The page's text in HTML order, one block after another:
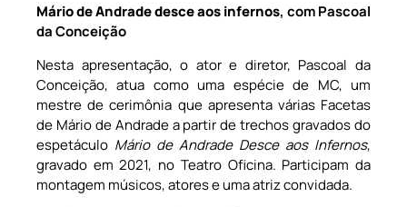
Mário de Andrade desce aos infernos, com Pascoal
da Conceição
Nesta apresentação, o ator e diretor, Pascoal da
Conceição, atua como uma espécie de MC, um
mestre de cerimônia que apresenta várias Facetas
de Mário de Andrade a partir de trechos gravados do
espetáculo Mário de Andrade Desce aos Infernos,
gravado em 2021, no Teatro Oficina. Participam da
montagem músicos, atores e uma atriz convidada.